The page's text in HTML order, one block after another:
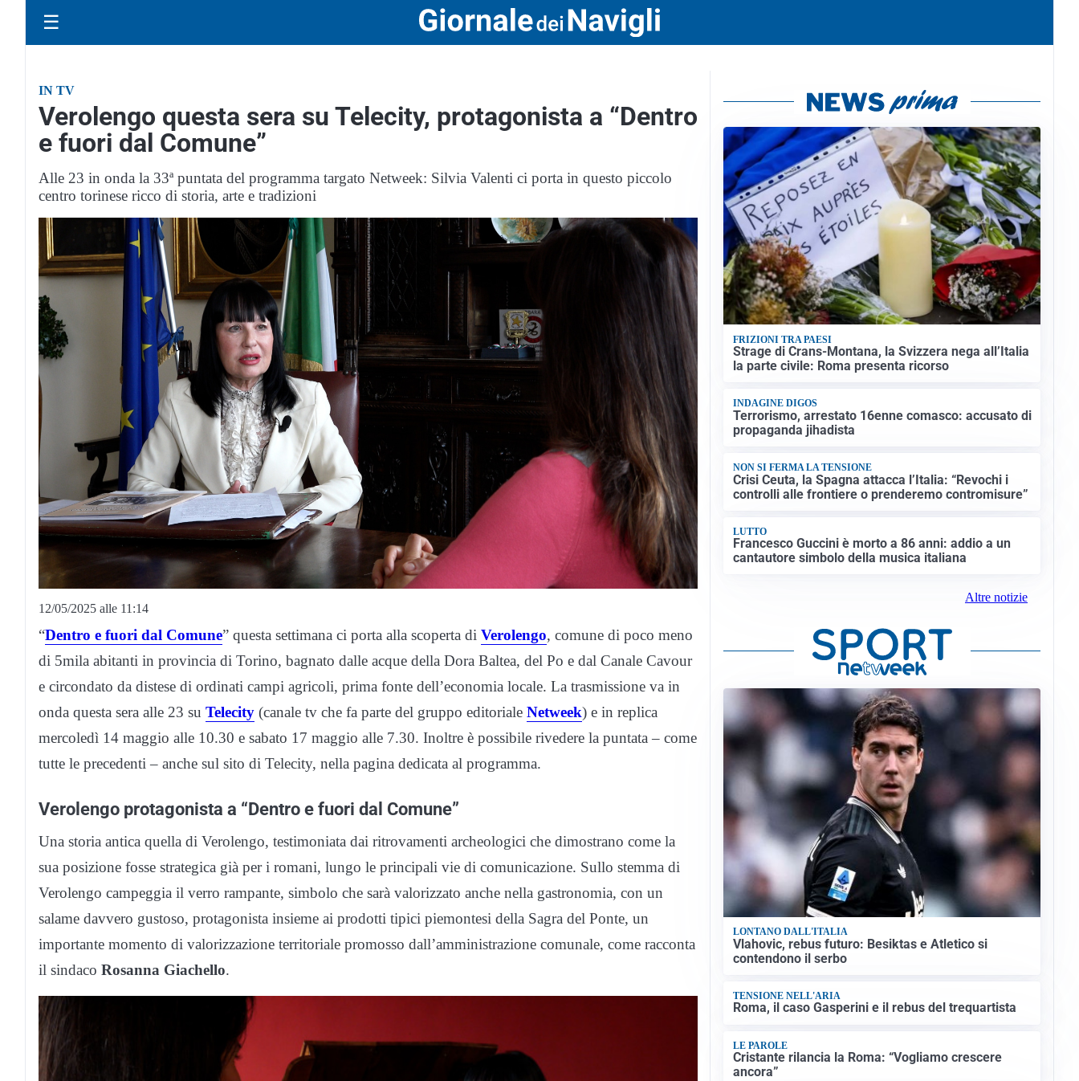
☰
IN TV
Verolengo questa sera su Telecity, protagonista a “Dentro
e fuori dal Comune”
Alle 23 in onda la 33ª puntata del programma targato Netweek: Silvia Valenti ci porta in questo piccolo
centro torinese ricco di storia, arte e tradizioni
12/05/2025 alle 11:14
“Dentro e fuori dal Comune” questa settimana ci porta alla scoperta di Verolengo, comune di poco meno
di 5mila abitanti in provincia di Torino, bagnato dalle acque della Dora Baltea, del Po e dal Canale Cavour
e circondato da distese di ordinati campi agricoli, prima fonte dell’economia locale. La trasmissione va in
onda questa sera alle 23 su Telecity (canale tv che fa parte del gruppo editoriale Netweek) e in replica
mercoledì 14 maggio alle 10.30 e sabato 17 maggio alle 7.30. Inoltre è possibile rivedere la puntata – come
tutte le precedenti – anche sul sito di Telecity, nella pagina dedicata al programma.
Verolengo protagonista a “Dentro e fuori dal Comune”
Una storia antica quella di Verolengo, testimoniata dai ritrovamenti archeologici che dimostrano come la
sua posizione fosse strategica già per i romani, lungo le principali vie di comunicazione. Sullo stemma di
Verolengo campeggia il verro rampante, simbolo che sarà valorizzato anche nella gastronomia, con un
salame davvero gustoso, protagonista insieme ai prodotti tipici piemontesi della Sagra del Ponte, un
importante momento di valorizzazione territoriale promosso dall’amministrazione comunale, come racconta
il sindaco Rosanna Giachello.
FRIZIONI TRA PAESI
Strage di Crans-Montana, la Svizzera nega all’Italia
la parte civile: Roma presenta ricorso
INDAGINE DIGOS
Terrorismo, arrestato 16enne comasco: accusato di
propaganda jihadista
NON SI FERMA LA TENSIONE
Crisi Ceuta, la Spagna attacca l’Italia: “Revochi i
controlli alle frontiere o prenderemo contromisure”
LUTTO
Francesco Guccini è morto a 86 anni: addio a un
cantautore simbolo della musica italiana
Altre notizie
LONTANO DALL'ITALIA
Vlahovic, rebus futuro: Besiktas e Atletico si
contendono il serbo
TENSIONE NELL'ARIA
Roma, il caso Gasperini e il rebus del trequartista
LE PAROLE
Cristante rilancia la Roma: “Vogliamo crescere
ancora”